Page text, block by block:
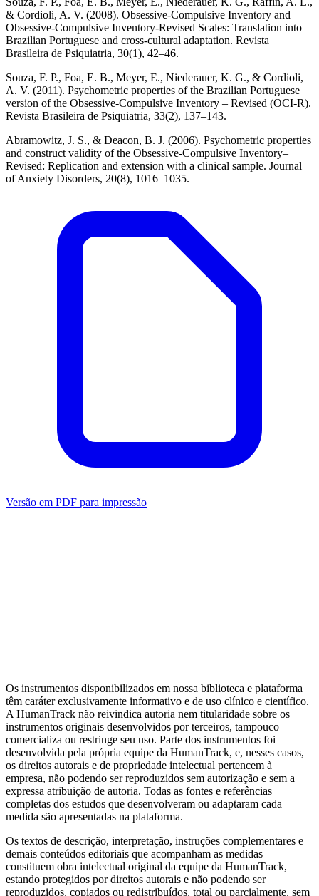
& Cordioli, A. V. (2008). Obsessive-Compulsive Inventory and
Obsessive-Compulsive Inventory-Revised Scales: Translation into
Brazilian Portuguese and cross-cultural adaptation. Revista
Brasileira de Psiquiatria, 30(1), 42–46.
Souza, F. P., Foa, E. B., Meyer, E., Niederauer, K. G., & Cordioli,
A. V. (2011). Psychometric properties of the Brazilian Portuguese
version of the Obsessive-Compulsive Inventory – Revised (OCI-R).
Revista Brasileira de Psiquiatria, 33(2), 137–143.
Abramowitz, J. S., & Deacon, B. J. (2006). Psychometric properties
and construct validity of the Obsessive-Compulsive Inventory–
Revised: Replication and extension with a clinical sample. Journal
of Anxiety Disorders, 20(8), 1016–1035.
Versão em PDF para impressão
Os instrumentos disponibilizados em nossa biblioteca e plataforma
têm caráter exclusivamente informativo e de uso clínico e científico.
A HumanTrack não reivindica autoria nem titularidade sobre os
instrumentos originais desenvolvidos por terceiros, tampouco
comercializa ou restringe seu uso. Parte dos instrumentos foi
desenvolvida pela própria equipe da HumanTrack, e, nesses casos,
os direitos autorais e de propriedade intelectual pertencem à
empresa, não podendo ser reproduzidos sem autorização e sem a
expressa atribuição de autoria. Todas as fontes e referências
completas dos estudos que desenvolveram ou adaptaram cada
medida são apresentadas na plataforma.
Os textos de descrição, interpretação, instruções complementares e
demais conteúdos editoriais que acompanham as medidas
constituem obra intelectual original da equipe da HumanTrack,
estando protegidos por direitos autorais e não podendo ser
reproduzidos, copiados ou redistribuídos, total ou parcialmente, sem